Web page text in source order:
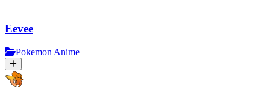
Eevee
Pokemon Anime